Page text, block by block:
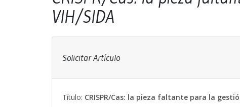
VIH/SIDA
Solicitar Artículo
Título: CRISPR/Cas: la pieza faltante para la